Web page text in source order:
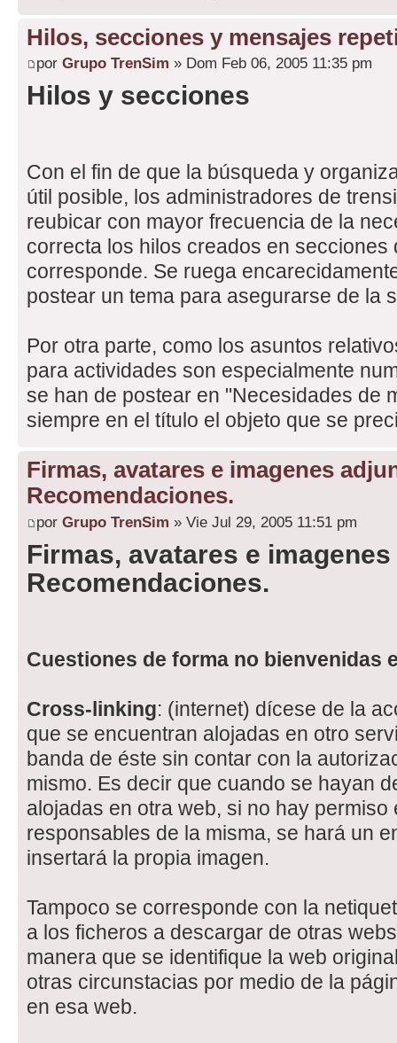
Hilos, secciones y mensajes
por Grupo TrenSim » Dom Feb 06, 2005 11:35 pm
Hilos y secciones
Con el fin de que la búsqueda y
útil posible, los administradores de
reubicar con mayor frecuencia de la
correcta los hilos creados en secciones
corresponde. Se ruega
postear un tema para asegurarse de la
Por otra parte, como los asuntos
para actividades son especialmente
se han de postear en "Necesidades de
siempre en el título el objeto que se
Firmas, avatares e imagenes
Recomendaciones.
por Grupo TrenSim » Vie Jul 29, 2005 11:51 pm
Firmas, avatares e
Recomendaciones.
Cuestiones de forma no bienvenidas
Cross-linking: (internet) dícese de la
que se encuentran alojadas en otro
banda de éste sin contar con la
mismo. Es decir que cuando se hayan
alojadas en otra web, si no hay permiso
responsables de la misma, se hará un
insertará la propia imagen.
Tampoco se corresponde con la
a los ficheros a descargar de otras
manera que se identifique la web
otras circunstacias por medio de la
en esa web.